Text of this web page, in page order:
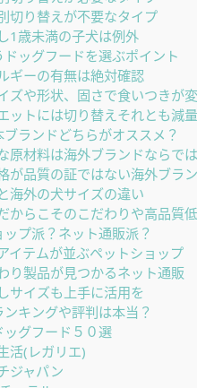
切り替えが不要なタイプ
1歳未満の子犬は例外
ドッグフードを選ぶポイント
ギーの有無は絶対確認
ズや形状、固さで食いつきが
ットには切り替えそれとも減
ランドどちらがオススメ？
原材料は海外ブランドならで
が品質の証ではない海外ブラ
海外の犬サイズの違い
からこそのこだわりや高品質
プ派？ネット通販派？
イテムが並ぶペットショップ
り製品が見つかるネット通販
サイズも上手に活用を
キングや評判は本当？
ッグフード５０選
活(レガリエ)
ジャパン